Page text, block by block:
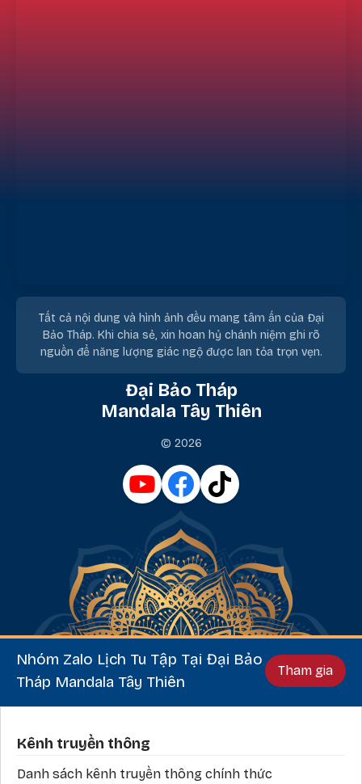
Tất cả nội dung và hình ảnh đều mang tâm ấn của Đại
Bảo Tháp. Khi chia sẻ, xin hoan hỷ chánh niệm ghi rõ
nguồn để năng lượng giác ngộ được lan tỏa trọn vẹn.
Đại Bảo Tháp
Mandala Tây Thiên
© 2026
Nhóm Zalo Lịch Tu Tập Tại Đại Bảo
Tháp Mandala Tây Thiên
Tham gia
Phần chân
Kênh truyền thông
Danh sách kênh truyền thông chính thức